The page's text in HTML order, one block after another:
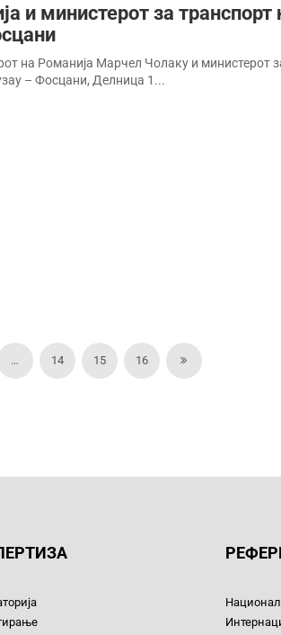
и министерот за транспорт
на Романија Марчел Чолаку и министерот
– Фосцани, Делница 1...
… 14 15 16